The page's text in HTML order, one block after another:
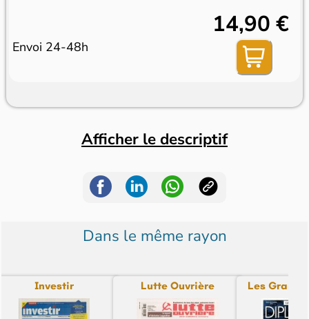
Envoi 24-48h
14,90 €
Afficher le descriptif
Dans le même rayon
Investir Lutte Ouvrière Les Grands